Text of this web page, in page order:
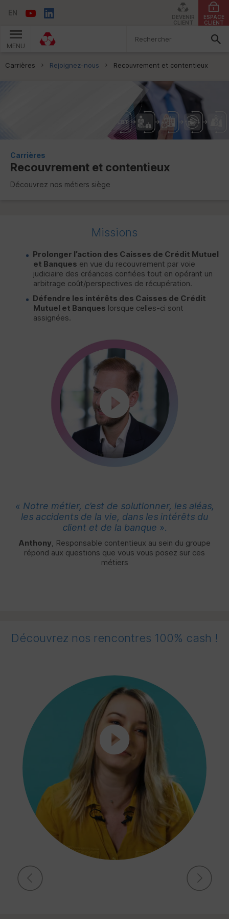
EN
DEVENIR
CLIENT
ESPACE
CLIENT
MENU
Vous êtes ici:
Carrières Rejoignez-nous Recouvrement et contentieux
Carrières
Recouvrement et contentieux
Découvrez nos métiers siège
Missions
Prolonger l’action des Caisses de Crédit Mutuel
et Banques en vue du recouvrement par voie
judiciaire des créances confiées tout en opérant un
arbitrage coût/perspectives de récupération.
Défendre les intérêts des Caisses de Crédit
Mutuel et Banques lorsque celles-ci sont
assignées.
« Notre métier, c’est de solutionner, les aléas,
les accidents de la vie, dans les intérêts du
client et de la banque ».
Anthony, Responsable contentieux au sein du groupe
répond aux questions que vous vous posez sur ces
métiers
Découvrez nos rencontres 100% cash !
Mégane, Chargée de clientèle particuliers